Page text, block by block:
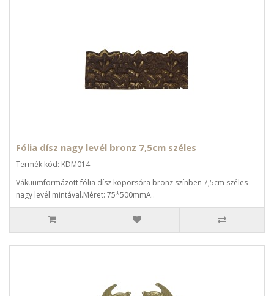
Fólia dísz nagy levél bronz 7,5cm széles
Termék kód: KDM014
Vákuumformázott fólia dísz koporsóra bronz színben 7,5cm széles
nagy levél mintával.Méret: 75*500mmA..